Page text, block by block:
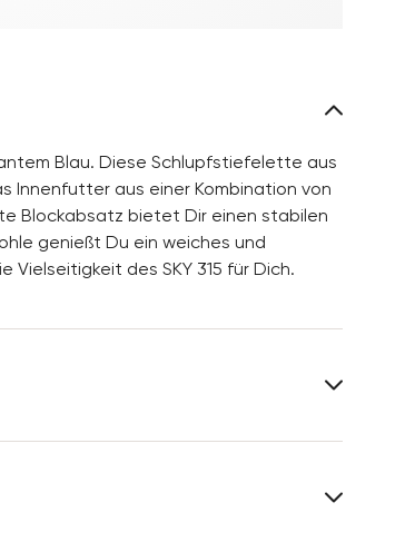
Blau. Diese Schlupfstiefelette aus
Innenfutter aus einer Kombination von
Blockabsatz bietet Dir einen stabilen
genießt Du ein weiches und
des SKY 315 für Dich.
Rauleder